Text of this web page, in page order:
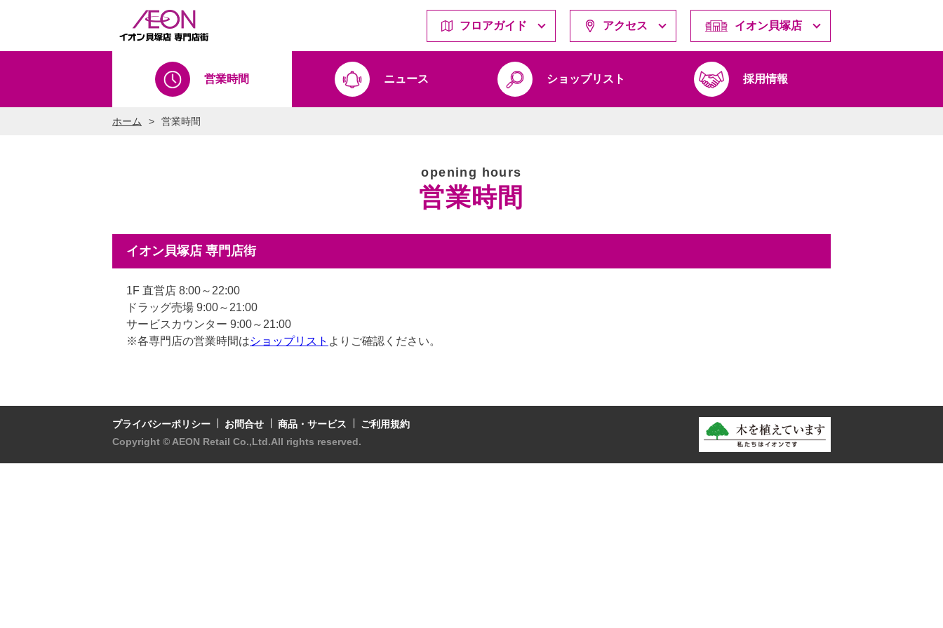
フロアガイド アクセス イオン貝塚店
営業時間 ニュース ショップリスト 採用情報
ホーム 営業時間
opening hours
営業時間
イオン貝塚店 専門店街
1F 直営店 8:00～22:00
ドラッグ売場 9:00～21:00
サービスカウンター 9:00～21:00
※各専門店の営業時間はショップリスト よりご確認ください。
プライバシーポリシー お問合せ 商品・サービス
ご利用規約
Copyright © AEON Retail Co.,Ltd.All rights reserved.